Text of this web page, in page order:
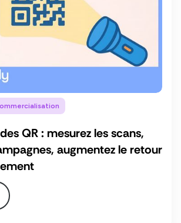
QR : mesurez les scans,
augmentez le retour